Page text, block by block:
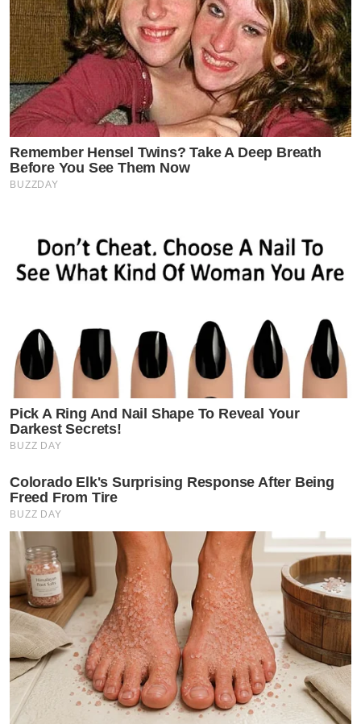
Remember Hensel Twins? Take A Deep Breath
Before You See Them Now
BUZZDAY
Pick A Ring And Nail Shape To Reveal Your
Darkest Secrets!
BUZZ DAY
Colorado Elk's Surprising Response After Being
Freed From Tire
BUZZ DAY